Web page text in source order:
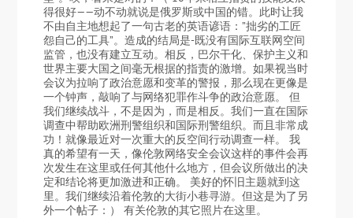
得很好——动不动就说是俄罗斯或中国的错。此时让我
不由自主地想起了一句古老的英语谚语：”拙劣的工匠
怨自己的工具”。造成的结局是-既没有国际互联网空间
监管，也没有建立互动。相反，巴尔干化、保护主义和
世界主要大国之间毫无根据的指责的激增。如果视当时
会议为拉响了政治意愿和变革的警报，那么现在更像是
一个钟声，敲响了与网络犯罪作斗争的政治意愿。 但
我们继续战斗，不是因为，而是相反。我们一直在国际
调查中帮助欧洲刑警组织和国际刑警组织。而且非常成
功！就像最近对一次重大的反空间行动调查一样。 我
真的希望有一天，像伦敦网络安全会议这样的事件会再
次发生在这里或任何其他什么地方，但会议所做出的决
定和结论将更加激进和正确。 美好的怀旧主题就到这
里。我们继续沿着伦敦的大街小巷寻游。但这是为了另
外一个帖子：） 有关伦敦的其它照片在这里。